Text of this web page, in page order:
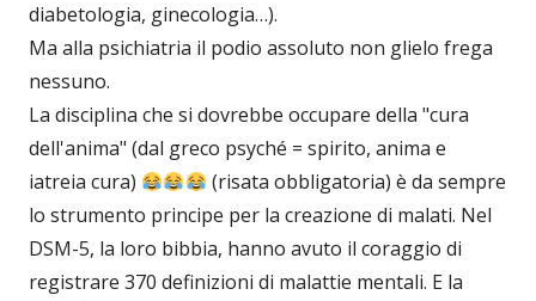
diabetologia, ginecologia…).
Ma alla psichiatria il podio assoluto non glielo frega
nessuno.
La disciplina che si dovrebbe occupare della "cura
dell'anima" (dal greco psyché = spirito, anima e
iatreia cura)
(risata obbligatoria) è da sempre
lo strumento principe per la creazione di malati. Nel
DSM-5, la loro bibbia, hanno avuto il coraggio di
registrare 370 definizioni di malattie mentali. E la